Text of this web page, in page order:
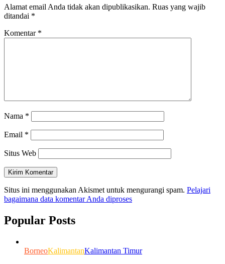
Alamat email Anda tidak akan dipublikasikan. Ruas yang wajib
ditandai *
Komentar *
Nama *
Email *
Situs Web
Situs ini menggunakan Akismet untuk mengurangi spam. Pelajari
bagaimana data komentar Anda diproses
Popular Posts
BorneoKalimantanKalimantan Timur